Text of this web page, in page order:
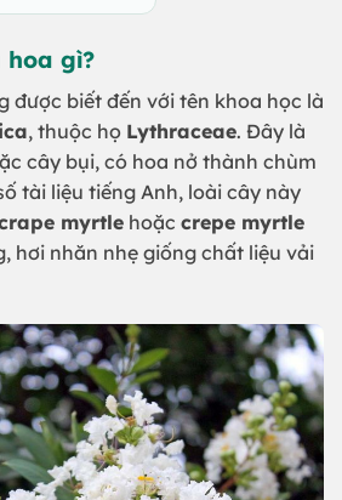
gì?
được biết đến với tên khoa học là
, thuộc họ Lythraceae. Đây là
cây bụi, có hoa nở thành chùm
tài liệu tiếng Anh, loài cây này
myrtle hoặc crepe myrtle
hơi nhăn nhẹ giống chất liệu vải